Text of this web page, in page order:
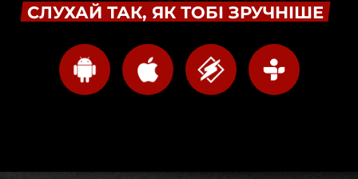
СЛУХАЙ ТАК, ЯК ТОБІ ЗРУЧНІШЕ